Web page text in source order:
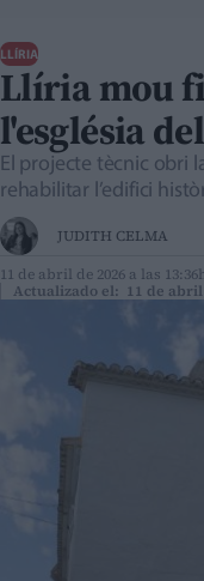
LLÍRIA
Llíria mou
l'església
El projecte tècnic obri
rehabilitar l’edifici
JUDITH CELMA
11 de abril de 2026 a las
Actualizado el: 11 de abril